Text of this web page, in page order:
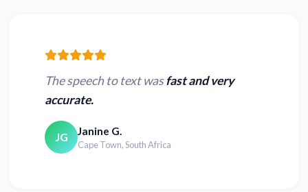
The speech to text wasfast and very
accurate.
JG Janine G.
Cape Town, South Africa